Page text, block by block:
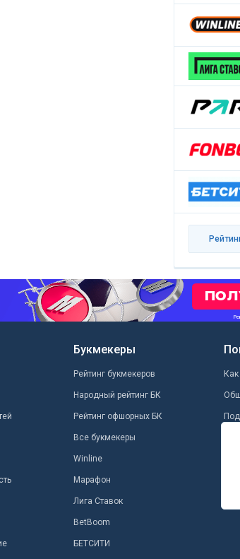
Букмекеры
Рейтинг букмекеров
Народный рейтинг БК
Рейтинг офшорных БК
Все букмекеры
Winline
Марафон
Лига Ставок
BetBoom
БЕТСИТИ
Как